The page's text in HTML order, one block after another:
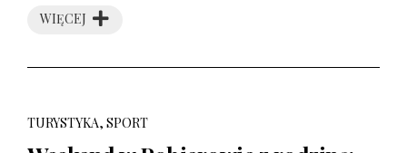
WIĘCEJ
TURYSTYKA, SPORT